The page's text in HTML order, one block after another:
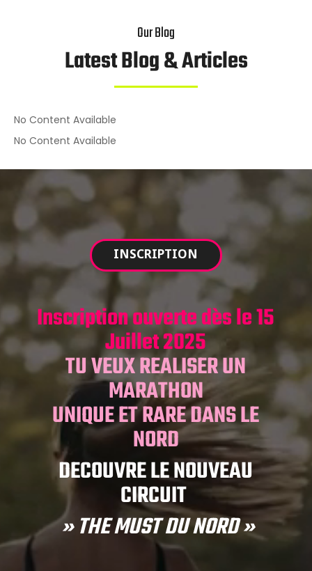
Our Blog
Latest Blog & Articles
No Content Available
No Content Available
Lecteur
INSCRIPTION
Inscription ouverte dès le 15
Juillet 2025
TU VEUX REALISER UN
MARATHON
UNIQUE ET RARE DANS LE
NORD
DECOUVRE LE NOUVEAU
CIRCUIT
» THE MUST DU NORD »